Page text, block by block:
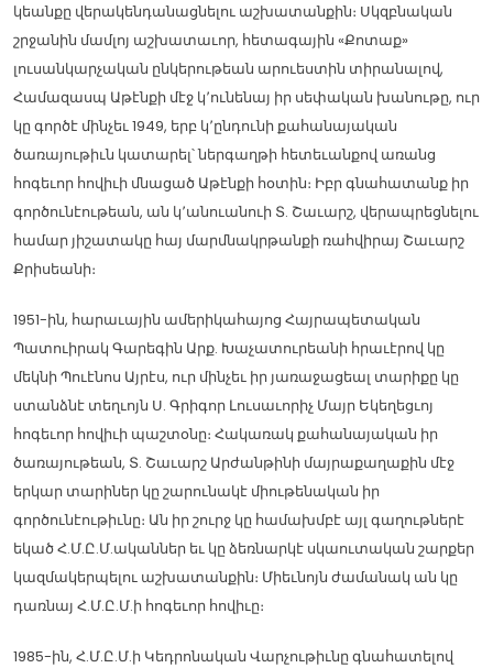
կեանքը վերակենդանացնելու աշխատանքին։ Սկզբնական
շրջանին մամլոյ աշխատաւոր, հետագային «Քոտաք»
լուսանկարչական ընկերութեան արուեստին տիրանալով,
Համազասպ Աթէնքի մէջ կ՚ունենայ իր սեփական խանութը, ուր
կը գործէ մինչեւ 1949, երբ կ՚ընդունի քահանայական
ծառայութիւն կատարել՝ ներգաղթի հետեւանքով առանց
հոգեւոր հովիւի մնացած Աթէնքի հօտին։ Իբր գնահատանք իր
գործունէութեան, ան կ՚անուանուի Տ. Շաւարշ, վերապրեցնելու
համար յիշատակը հայ մարմնակրթանքի ռահվիրայ Շաւարշ
Քրիսեանի։
1951-ին, հարաւային ամերիկահայոց Հայրապետական
Պատուիրակ Գարեգին Արք. Խաչատուրեանի հրաւէրով կը
մեկնի Պուէնոս Այրէս, ուր մինչեւ իր յառաջացեալ տարիքը կը
ստանձնէ տեղւոյն Ս. Գրիգոր Լուսաւորիչ Մայր Եկեղեցւոյ
հոգեւոր հովիւի պաշտօնը։ Հակառակ քահանայական իր
ծառայութեան, Տ. Շաւարշ Արժանթինի մայրաքաղաքին մէջ
երկար տարիներ կը շարունակէ միութենական իր
գործունէութիւնը։ Ան իր շուրջ կը համախմբէ այլ գաղութներէ
եկած Հ.Մ.Ը.Մ.ականներ եւ կը ձեռնարկէ սկաուտական շարքեր
կազմակերպելու աշխատանքին։ Միեւնոյն ժամանակ ան կը
դառնայ Հ.Մ.Ը.Մ.ի հոգեւոր հովիւը։
1985-ին, Հ.Մ.Ը.Մ.ի Կեդրոնական Վարչութիւնը գնահատելով